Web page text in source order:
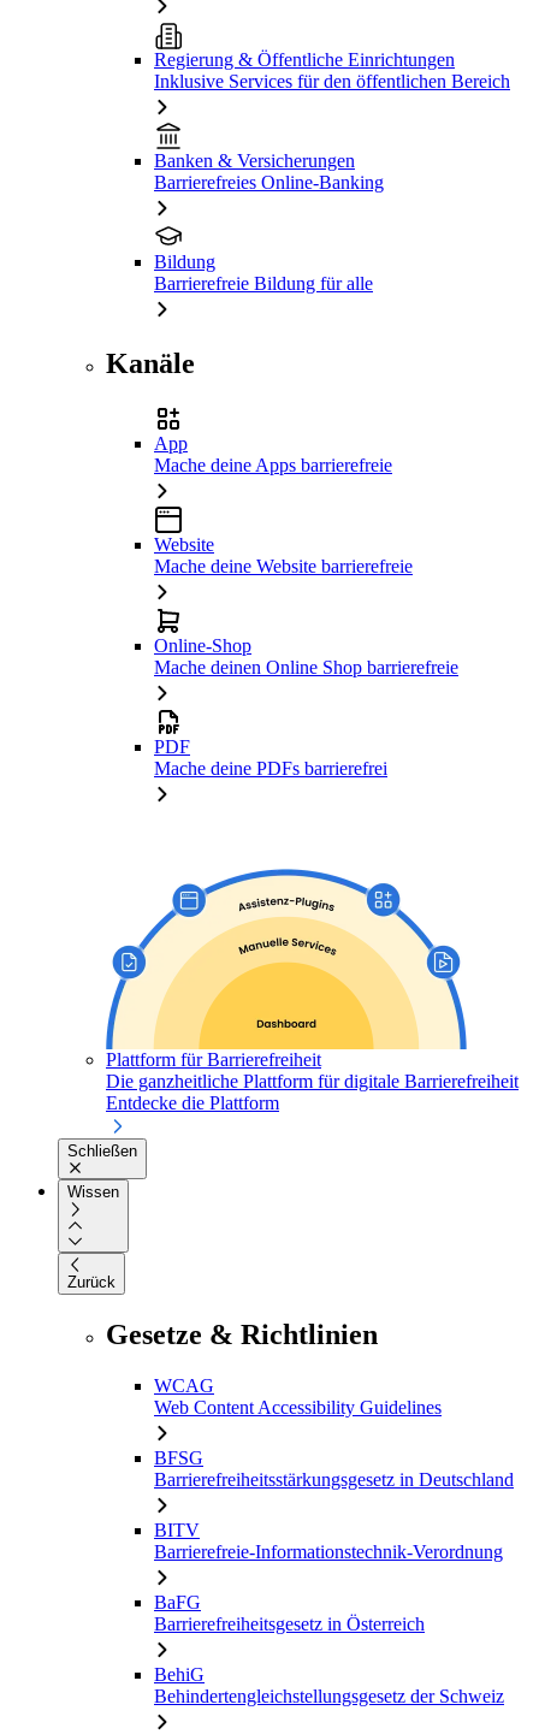
Regierung & Öffentliche Einrichtungen
Inklusive Services für den öffentlichen Bereich
Banken & Versicherungen
Barrierefreies Online-Banking
Bildung
Barrierefreie Bildung für alle
Kanäle
App
Mache deine Apps barrierefreie
Website
Mache deine Website barrierefreie
Online-Shop
Mache deinen Online Shop barrierefreie
PDF
Mache deine PDFs barrierefrei
Plattform für Barrierefreiheit
Die ganzheitliche Plattform für digitale Barrierefreiheit
Entdecke die Plattform
Schließen
Wissen
Zurück
Gesetze & Richtlinien
WCAG
Web Content Accessibility Guidelines
BFSG
Barrierefreiheitsstärkungsgesetz in Deutschland
BITV
Barrierefreie-Informationstechnik-Verordnung
BaFG
Barrierefreiheitsgesetz in Österreich
BehiG
Behindertengleichstellungsgesetz der Schweiz